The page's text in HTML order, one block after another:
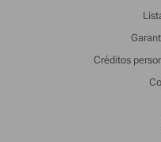
Créditos